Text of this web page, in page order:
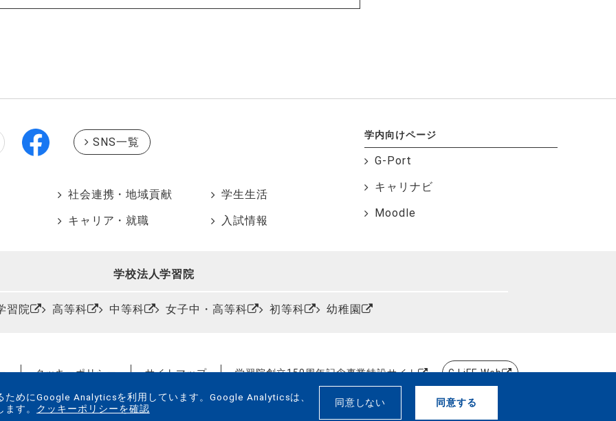
めにGoogle Analyticsを利用しています。Google Analyticsは、
す。 クッキーポリシーを確認
同意しない 同意する
SNS一覧
社会連携・地域貢献
学生生活
キャリア・就職
入試情報
学内向けページ
G-Port
キャリナビ
Moodle
学校法人学習院
習院 高等科 中等科 女子中・高等科 初等科 幼稚園
クッキーポリシー サイトマップ 学習院創立150周年記念事業特設サイト G.LiFE Web